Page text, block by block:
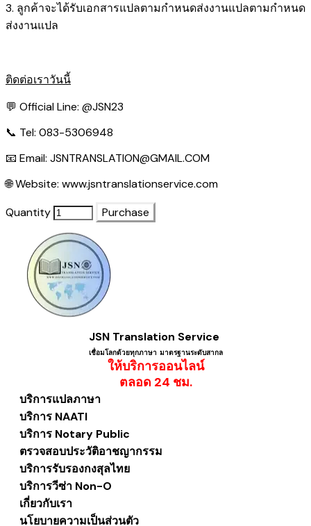
3. ลูกค้าจะได้รับเอกสารแปลตามกำหนดส่งงานแปลตามกำหนด
ส่งงานแปล
ติดต่อเราวันนี้
💬 Official Line: @JSN23
📞 Tel: 083-5306948
📧 Email: JSNTRANSLATION@GMAIL.COM
🌐 Website: www.jsntranslationservice.com
Quantity
Purchase
JSN Translation Service
เชื่อมโลกด้วยทุกภาษา ​มาตรฐานระดับสากล
ให้บริการออนไลน์
​ตลอด 24 ชม.
บริการแปลภาษา
บริการ NAATI
บริการ Notary Public
ตรวจสอบประวัติอาชญากรรม
บริการรับรองกงสุลไทย
บริการวีซ่า Non-O
เกี่ยวกับเรา
นโยบายความเป็นส่วนตัว